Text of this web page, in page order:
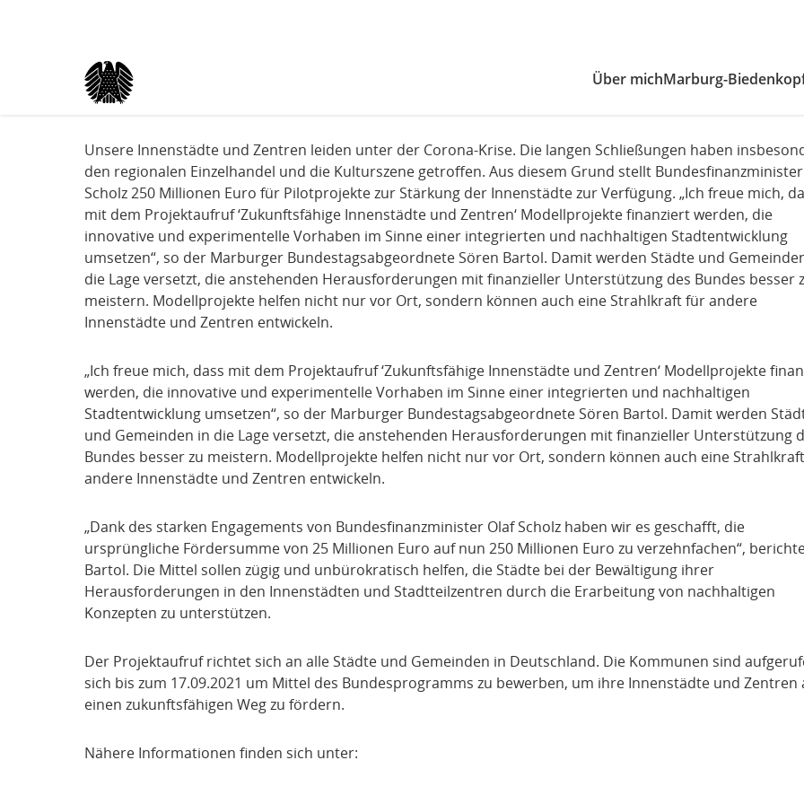
Hauptnavigation
Über michMarburg-
Inhaltsbereich
210729_Innenstädte
Unsere Innenstädte und Zentren leiden unter der Corona-Krise. Die langen Schließungen haben
den regionalen Einzelhandel und die Kulturszene getroffen. Aus diesem Grund stellt
Scholz 250 Millionen Euro für Pilotprojekte zur Stärkung der Innenstädte zur Verfügung. „Ich freue mich,
mit dem Projektaufruf ‘Zukunftsfähige Innenstädte und Zentren‘ Modellprojekte finanziert werden, die
innovative und experimentelle Vorhaben im Sinne einer integrierten und nachhaltigen Stadtentwicklung
umsetzen“, so der Marburger Bundestagsabgeordnete Sören Bartol. Damit werden Städte und
die Lage versetzt, die anstehenden Herausforderungen mit finanzieller Unterstützung des Bundes besser
meistern. Modellprojekte helfen nicht nur vor Ort, sondern können auch eine Strahlkraft für andere
Innenstädte und Zentren entwickeln.
„Ich freue mich, dass mit dem Projektaufruf ‘Zukunftsfähige Innenstädte und Zentren‘ Modellprojekte
werden, die innovative und experimentelle Vorhaben im Sinne einer integrierten und nachhaltigen
Stadtentwicklung umsetzen“, so der Marburger Bundestagsabgeordnete Sören Bartol. Damit werden
und Gemeinden in die Lage versetzt, die anstehenden Herausforderungen mit finanzieller Unterstützung
Bundes besser zu meistern. Modellprojekte helfen nicht nur vor Ort, sondern können auch eine
andere Innenstädte und Zentren entwickeln.
„Dank des starken Engagements von Bundesfinanzminister Olaf Scholz haben wir es geschafft, die
ursprüngliche Fördersumme von 25 Millionen Euro auf nun 250 Millionen Euro zu verzehnfachen“,
Bartol. Die Mittel sollen zügig und unbürokratisch helfen, die Städte bei der Bewältigung ihrer
Herausforderungen in den Innenstädten und Stadtteilzentren durch die Erarbeitung von nachhaltigen
Konzepten zu unterstützen.
Der Projektaufruf richtet sich an alle Städte und Gemeinden in Deutschland. Die Kommunen sind
sich bis zum 17.09.2021 um Mittel des Bundesprogramms zu bewerben, um ihre Innenstädte und Zentren
einen zukunftsfähigen Weg zu fördern.
Nähere Informationen finden sich unter: